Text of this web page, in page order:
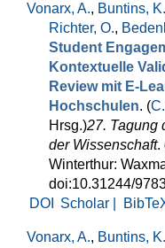
Vonarx, A., Buntins, K.
Richter, O.,
Student
Kontextuelle
Review mit E-
Hochschulen. (
Hrsg.)27. Tagung
der Wissenschaft.
Winterthur:
doi:10.31244/
DOI
Scholar |
Vonarx, A., Buntins, K.